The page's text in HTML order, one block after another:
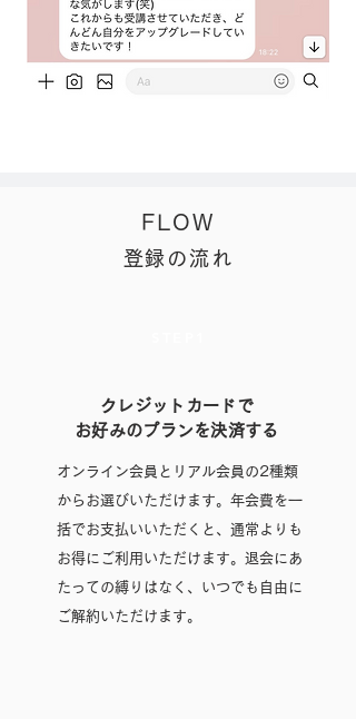
FLOW
登録の流れ
オンライン会員とリアル会員の2種類
からお選びいただけます。年会費を一
括でお支払いいただくと、通常よりも
お得にご利用いただけます。退会にあ
たっての縛りはなく、いつでも自由に
ご解約いただけます。
クレジットカードで
​お好みのプランを決済する